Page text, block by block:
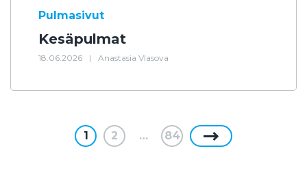
Pulmasivut
Kesäpulmat
18.06.2026 | Anastasia Vlasova
1 2 … 84